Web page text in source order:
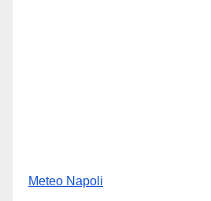
Meteo Napoli